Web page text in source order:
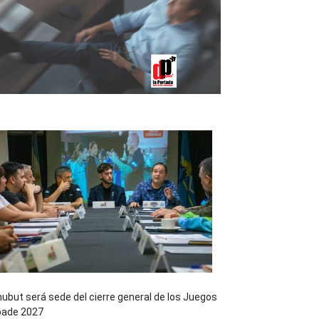
será sede del cierre general de los Juegos
2027